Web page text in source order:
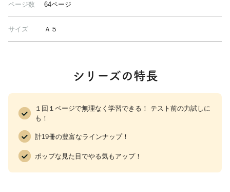
ページ数 64ページ
サイズ Ａ５
シリーズの特長
１回１ページで無理なく学習できる！ テスト前の力試しに
も！
計19冊の豊富なラインナップ！
ポップな見た目でやる気もアップ！